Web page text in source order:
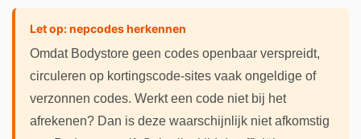
Let op: nepcodes herkennen
Omdat Bodystore geen codes openbaar verspreidt,
circuleren op kortingscode-sites vaak ongeldige of
verzonnen codes. Werkt een code niet bij het
afrekenen? Dan is deze waarschijnlijk niet afkomstig